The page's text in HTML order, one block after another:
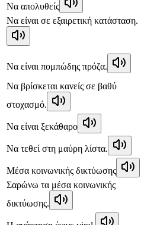
Να απολυθείς
Να είναι σε εξαιρετική κατάσταση.
Να είναι πομπώδης πρόζα.
Να βρίσκεται κανείς σε βαθύ
στοχασμό.
Να είναι ξεκάθαρο
Να τεθεί στη μαύρη λίστα.
Μέσα κοινωνικής δικτύωσης
Σαρώνω τα μέσα κοινωνικής
δικτύωσης.